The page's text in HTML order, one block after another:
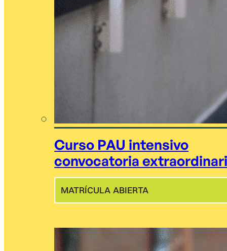
Curso PAU intensivo
convocatoria
MATRÍCULA ABIERTA